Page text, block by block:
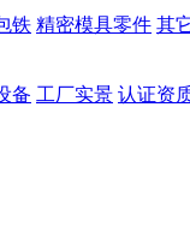
铁 精密模具零件 其
备 工厂实景 认证资